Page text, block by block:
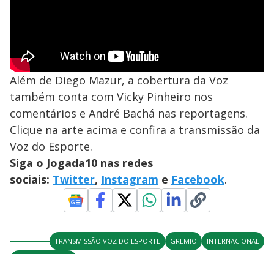
Além de Diego Mazur, a cobertura da Voz
também conta com Vicky Pinheiro nos
comentários e André Bachá nas reportagens.
Clique na arte acima e confira a transmissão da
Voz do Esporte.
Siga o Jogada10 nas redes
sociais: Twitter, Instagram e Facebook.
TRANSMISSÃO VOZ DO ESPORTE GREMIO
INTERNACIONAL